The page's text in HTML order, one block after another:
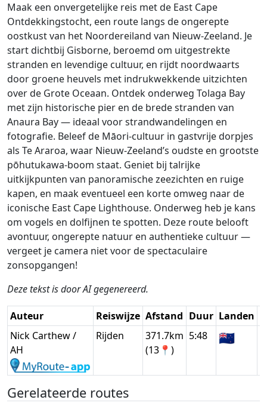
Maak een onvergetelijke reis met de East Cape
Ontdekkingstocht, een route langs de ongerepte
oostkust van het Noordereiland van Nieuw-Zeeland. Je
start dichtbij Gisborne, beroemd om uitgestrekte
stranden en levendige cultuur, en rijdt noordwaarts
door groene heuvels met indrukwekkende uitzichten
over de Grote Oceaan. Ontdek onderweg Tolaga Bay
met zijn historische pier en de brede stranden van
Anaura Bay — ideaal voor strandwandelingen en
fotografie. Beleef de Māori-cultuur in gastvrije dorpjes
als Te Araroa, waar Nieuw-Zeeland’s oudste en grootste
pōhutukawa-boom staat. Geniet bij talrijke
uitkijkpunten van panoramische zeezichten en ruige
kapen, en maak eventueel een korte omweg naar de
iconische East Cape Lighthouse. Onderweg heb je kans
om vogels en dolfijnen te spotten. Deze route belooft
avontuur, ongerepte natuur en authentieke cultuur —
vergeet je camera niet voor de spectaculaire
zonsopgangen!
Deze tekst is door AI gegenereerd.
Auteur Reiswijze Afstand Duur Landen
Nick Carthew /
AH
Rijden
371.7km
(13📍)
5:48 🇳🇿
Gerelateerde routes